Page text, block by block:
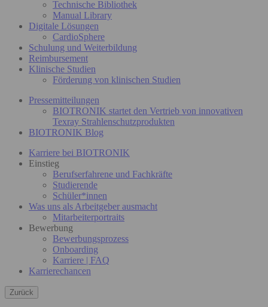
Technische Bibliothek
Manual Library
Digitale Lösungen
CardioSphere
Schulung und Weiterbildung
Reimbursement
Klinische Studien
Förderung von klinischen Studien
Pressemitteilungen
BIOTRONIK startet den Vertrieb von innovativen
Texray Strahlenschutzprodukten
BIOTRONIK Blog
Karriere bei BIOTRONIK
Einstieg
Berufserfahrene und Fachkräfte
Studierende
Schüler*innen
Was uns als Arbeitgeber ausmacht
Mitarbeiterportraits
Bewerbung
Bewerbungsprozess
Onboarding
Karriere | FAQ
Karrierechancen
Zurück